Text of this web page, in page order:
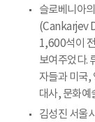
슬로베니아
(Cankarjev
1,600석이
보여주었다.
자들과 미국,
대사, 문화예
김성진 서울